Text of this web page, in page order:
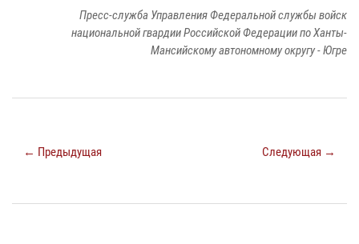
Пресс-служба Управления Федеральной службы войск
национальной гвардии Российской Федерации по Ханты-
Мансийскому автономному округу - Югре
← Предыдущая Следующая →